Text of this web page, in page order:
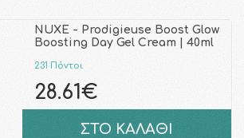
NUXE - Prodigieuse Boost Glow
Boosting Day Gel Cream | 40ml
231 Πόντοι
28.61€
ΣΤΟ ΚΑΛΑΘΙ